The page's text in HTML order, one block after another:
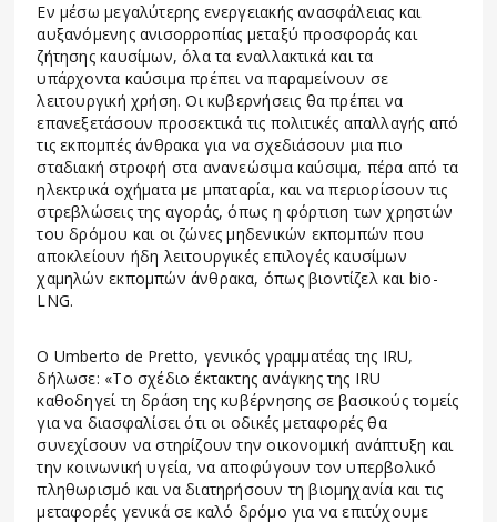
Εν μέσω μεγαλύτερης ενεργειακής ανασφάλειας και
αυξανόμενης ανισορροπίας μεταξύ προσφοράς και
ζήτησης καυσίμων, όλα τα εναλλακτικά και τα
υπάρχοντα καύσιμα πρέπει να παραμείνουν σε
λειτουργική χρήση. Οι κυβερνήσεις θα πρέπει να
επανεξετάσουν προσεκτικά τις πολιτικές απαλλαγής από
τις εκπομπές άνθρακα για να σχεδιάσουν μια πιο
σταδιακή στροφή στα ανανεώσιμα καύσιμα, πέρα από τα
ηλεκτρικά οχήματα με μπαταρία, και να περιορίσουν τις
στρεβλώσεις της αγοράς, όπως η φόρτιση των χρηστών
του δρόμου και οι ζώνες μηδενικών εκπομπών που
αποκλείουν ήδη λειτουργικές επιλογές καυσίμων
χαμηλών εκπομπών άνθρακα, όπως βιοντίζελ και bio-
LNG.
Ο Umberto de Pretto, γενικός γραμματέας της IRU,
δήλωσε: «Το σχέδιο έκτακτης ανάγκης της IRU
καθοδηγεί τη δράση της κυβέρνησης σε βασικούς τομείς
για να διασφαλίσει ότι οι οδικές μεταφορές θα
συνεχίσουν να στηρίζουν την οικονομική ανάπτυξη και
την κοινωνική υγεία, να αποφύγουν τον υπερβολικό
πληθωρισμό και να διατηρήσουν τη βιομηχανία και τις
μεταφορές γενικά σε καλό δρόμο για να επιτύχουμε